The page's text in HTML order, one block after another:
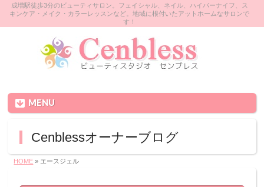
成増駅徒歩3分のビューティサロン。フェイシャル、ネイル、ハイパーナイフ、ス
キンケア・メイク・カラーレッスンなど。地域に根付いたアットホームなサロンで
す！
MENU
Cenblessオーナーブログ
HOME » エースジェル